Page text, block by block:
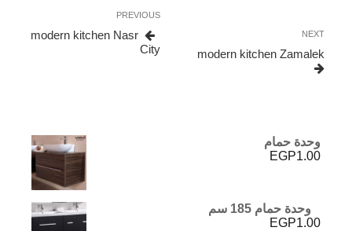
المقالات
Previous
Post
PREVIOUS
modern kitchen Nasr
City
Next
Post
NEXT
modern kitchen Zamalek
وحدة حمام
EGP1.00
وحدة حمام 185 سم
EGP1.00